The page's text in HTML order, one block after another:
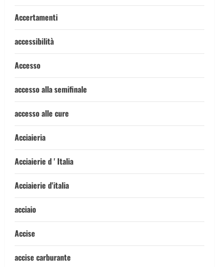
Accertamenti
accessibilità
Accesso
accesso alla semifinale
accesso alle cure
Acciaieria
Acciaierie d ' Italia
Acciaierie d'italia
acciaio
Accise
accise carburante